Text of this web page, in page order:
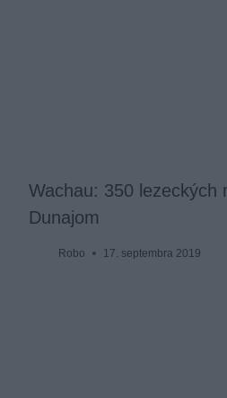
Wachau: 350 lezeckých
Dunajom
Robo 17. septembra 2019